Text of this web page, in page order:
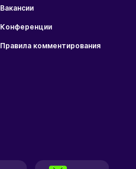
Вакансии
Конференции
Правила комментирования